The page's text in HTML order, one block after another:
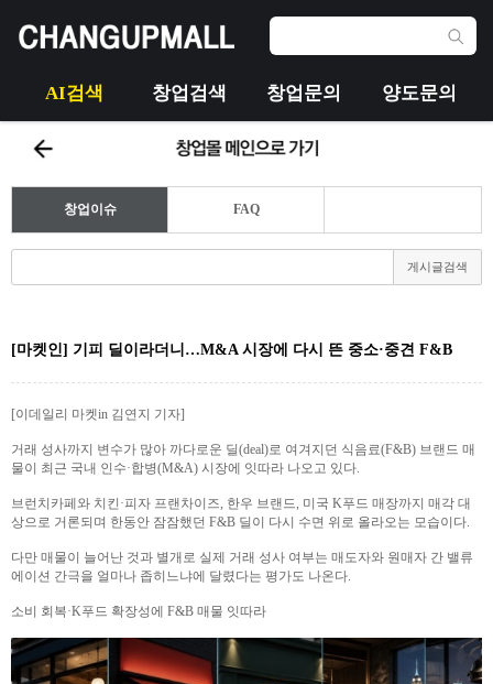
AI검색 창업검색 창업문의 양도문의
창업이슈 FAQ
게시글검색
[마켓인] 기피 딜이라더니…M&A 시장에 다시 뜬 중소·중견 F&B
[이데일리 마켓in 김연지 기자]
거래 성사까지 변수가 많아 까다로운 딜(deal)로 여겨지던 식음료(F&B) 브랜드 매
물이 최근 국내 인수·합병(M&A) 시장에 잇따라 나오고 있다.
브런치카페와 치킨·피자 프랜차이즈, 한우 브랜드, 미국 K푸드 매장까지 매각 대
상으로 거론되며 한동안 잠잠했던 F&B 딜이 다시 수면 위로 올라오는 모습이다.
다만 매물이 늘어난 것과 별개로 실제 거래 성사 여부는 매도자와 원매자 간 밸류
에이션 간극을 얼마나 좁히느냐에 달렸다는 평가도 나온다.
소비 회복·K푸드 확장성에 F&B 매물 잇따라